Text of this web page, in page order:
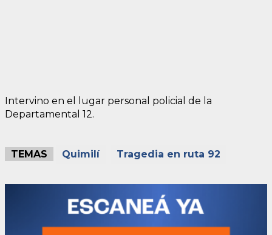
Intervino en el lugar personal policial de la
Departamental 12.
TEMAS Quimilí Tragedia en ruta 92